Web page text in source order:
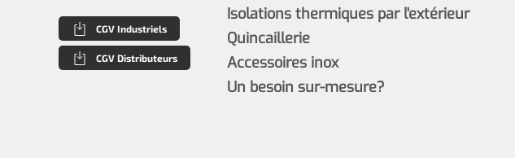
Isolations thermiques par l'extérieur
Quincaillerie
Accessoires inox
Un besoin sur-mesure?
CGV Industriels
CGV Distributeurs